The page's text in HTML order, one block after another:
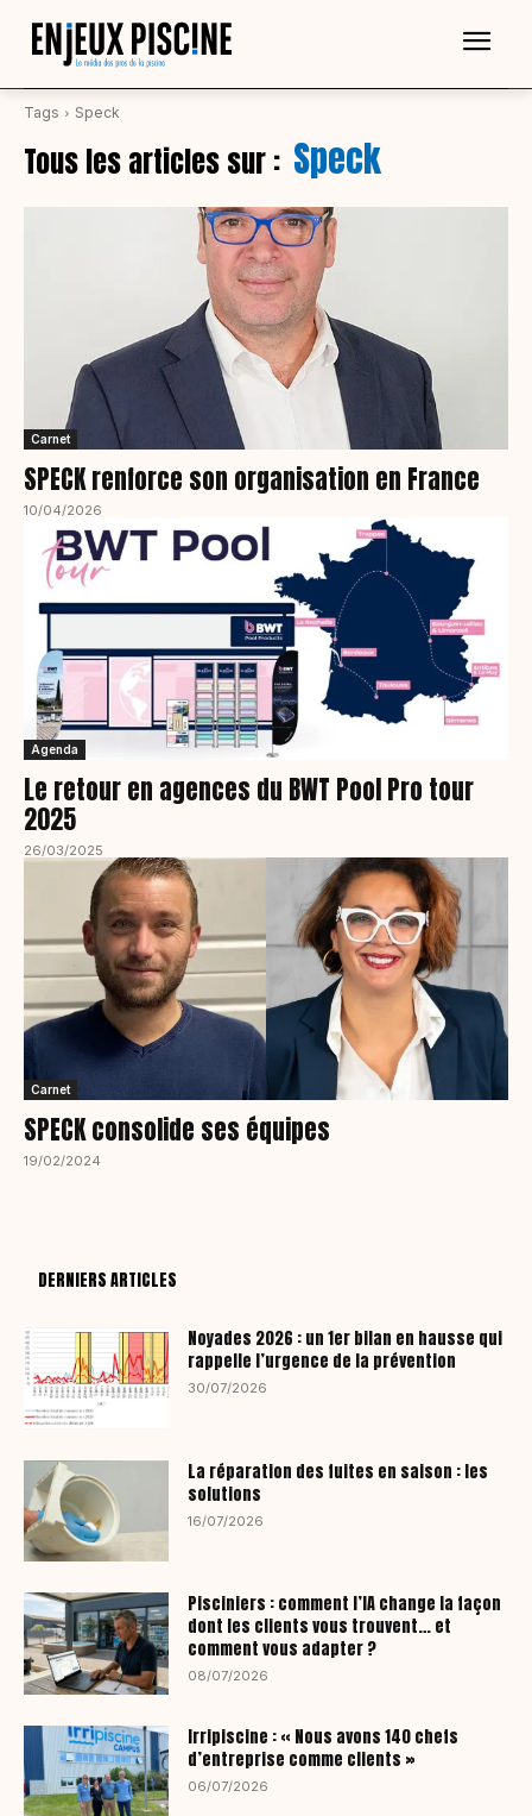
Tags Speck
Tous les articles sur : Speck
Carnet
SPECK renforce son organisation en France
10/04/2026
Agenda
Le retour en agences du BWT Pool Pro tour
2025
26/03/2025
Carnet
SPECK consolide ses équipes
19/02/2024
DERNIERS ARTICLES
Noyades 2026 : un 1er bilan en hausse qui
rappelle l’urgence de la prévention
30/07/2026
La réparation des fuites en saison : les
solutions
16/07/2026
Pisciniers : comment l’IA change la façon
dont les clients vous trouvent… et
comment vous adapter ?
08/07/2026
Irripiscine : « Nous avons 140 chefs
d’entreprise comme clients »
06/07/2026